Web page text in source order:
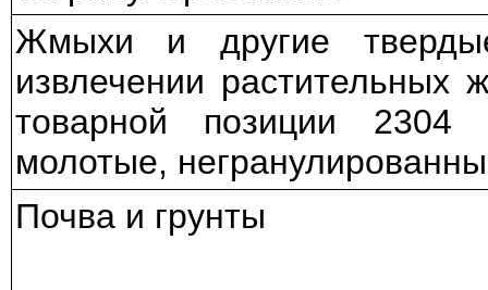
Жмыхи и другие
извлечении растительных
товарной позиции
молотые,
Почва и грунты